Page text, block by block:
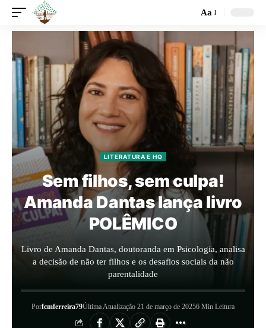
Aa
LITERATURA E HQ
Sem filhos, sem culpa!
Amanda Dantas lança livro
POLÊMICO
Livro de Amanda Dantas, doutoranda em Psicologia, analisa
a decisão de não ter filhos e os desafios sociais da não
parentalidade
Porfcmferreira79Última Atualização 21 de março de 20256 Min Leitura